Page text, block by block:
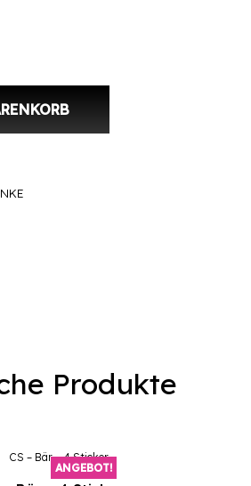
Grösse: Ø 11 mm, Inhalt: 100 Stück
Produkte
ANGEBOT!